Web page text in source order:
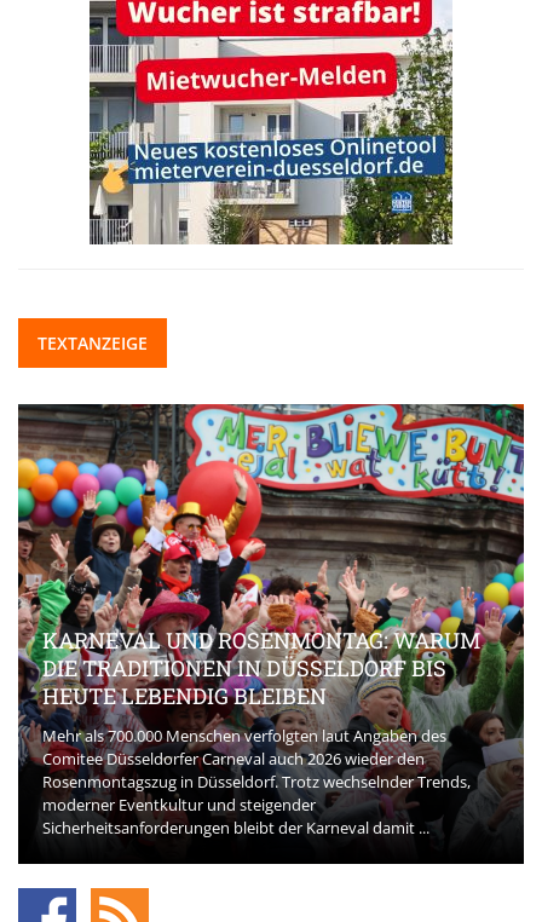
TEXTANZEIGE
KARNEVAL UND ROSENMONTAG: WARUM
DIE TRADITIONEN IN DÜSSELDORF BIS
HEUTE LEBENDIG BLEIBEN
Mehr als 700.000 Menschen verfolgten laut Angaben des
Comitee Düsseldorfer Carneval auch 2026 wieder den
Rosenmontagszug in Düsseldorf. Trotz wechselnder Trends,
moderner Eventkultur und steigender
Sicherheitsanforderungen bleibt der Karneval damit ...